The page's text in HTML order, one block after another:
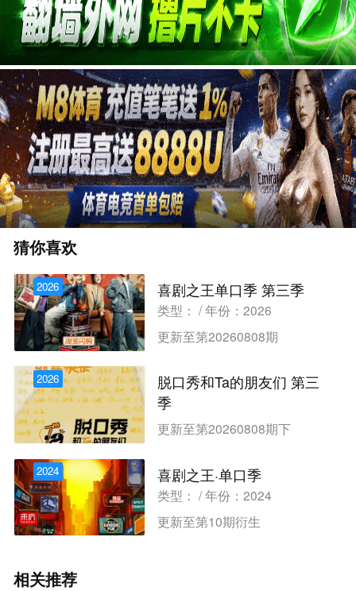
第3期纯享版 20240712下 20240712上
第2期超前聚会 第2期陪看 第2期纯享版
20240705下 20240705上 第1期超前聚会
第1期二现场 第1期纯享版 20240628下
20240628上 先导片
猜你喜欢
2026 喜剧之王单口季 第三季
类型： / 年份：2026
更新至第20260808期
2026
脱口秀和Ta的朋友们 第三
季
类型： / 年份：2026
更新至第20260808期下
2024 喜剧之王·单口季
类型： / 年份：2024
更新至第10期衍生
相关推荐